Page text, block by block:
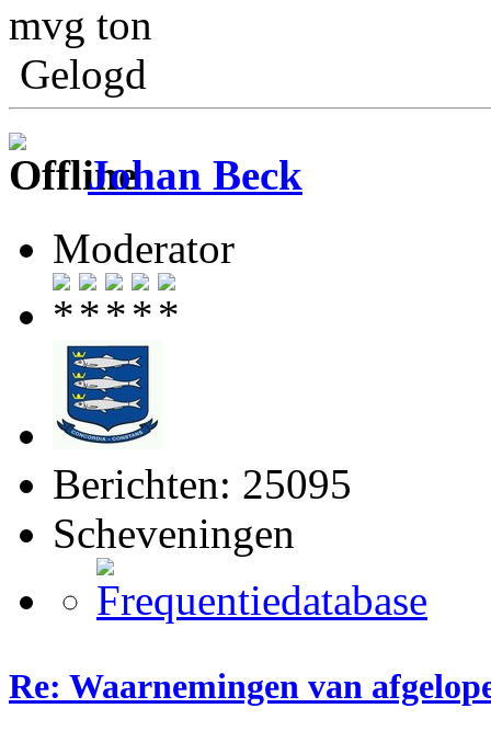
mvg ton
Gelogd
Johan Beck
Moderator
Berichten: 25095
Scheveningen
Re: Waarnemingen van